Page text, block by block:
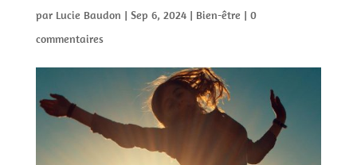
par Lucie Baudon | Sep 6, 2024| Bien-être | 0
commentaires